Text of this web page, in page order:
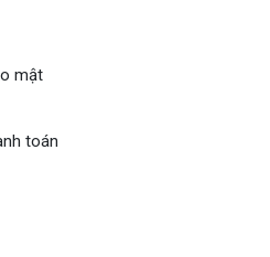
mật
toán